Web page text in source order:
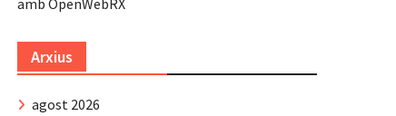
Arxius
agost 2026